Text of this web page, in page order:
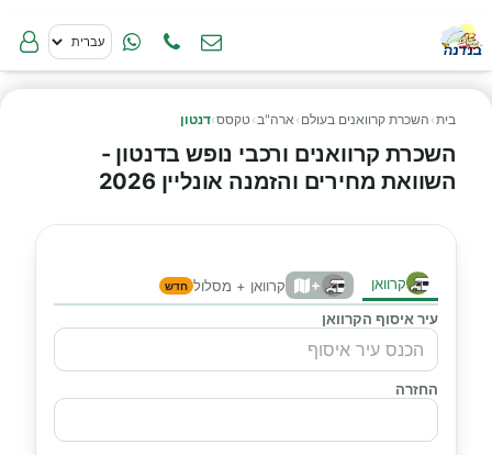
בית› השכרת קרוואנים בעולם › ארה"ב›טקסס›דנטון
השכרת קרוואנים ורכבי נופש בדנטון -
השוואת מחירים והזמנה אונליין 2026
קרוואן + קרוואן + מסלול חדש
עיר איסוף הקרוואן
החזרה